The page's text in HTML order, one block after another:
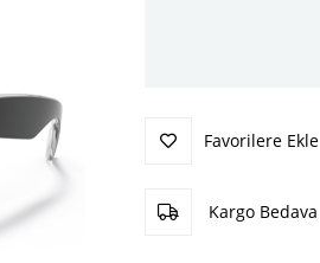
Favorilere Ekle
Kargo Bedava